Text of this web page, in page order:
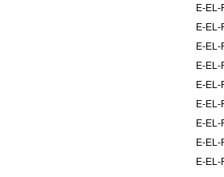
E-
E-
E-
E-
E-
E-
E-
E-
E-